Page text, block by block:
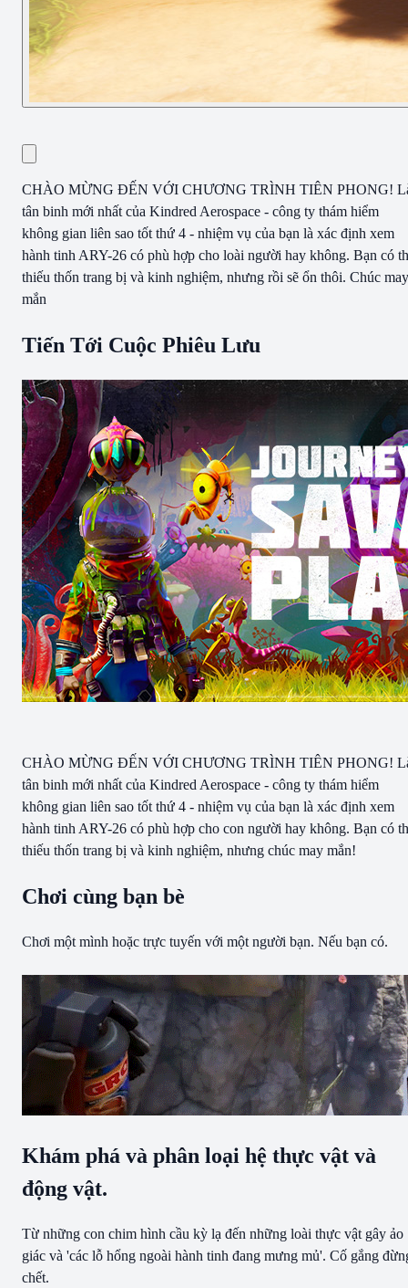
CHÀO MỪNG ĐẾN VỚI CHƯƠNG TRÌNH TIÊN PHONG!
tân binh mới nhất của Kindred Aerospace - công ty thám hiểm
không gian liên sao tốt thứ 4 - nhiệm vụ của bạn là xác định xem
hành tinh ARY-26 có phù hợp cho loài người hay không. Bạn có
thiếu thốn trang bị và kinh nghiệm, nhưng rồi sẽ ổn thôi. Chúc may
mắn
Tiến Tới Cuộc Phiêu Lưu
CHÀO MỪNG ĐẾN VỚI CHƯƠNG TRÌNH TIÊN PHONG!
tân binh mới nhất của Kindred Aerospace - công ty thám hiểm
không gian liên sao tốt thứ 4 - nhiệm vụ của bạn là xác định xem
hành tinh ARY-26 có phù hợp cho con người hay không. Bạn có
thiếu thốn trang bị và kinh nghiệm, nhưng chúc may mắn!
Chơi cùng bạn bè
Chơi một mình hoặc trực tuyến với một người bạn. Nếu bạn có.
Khám phá và phân loại hệ thực vật và
động vật.
Từ những con chim hình cầu kỳ lạ đến những loài thực vật gây ảo
giác và 'các lỗ hổng ngoài hành tinh đang mưng mủ'. Cố gắng
chết.